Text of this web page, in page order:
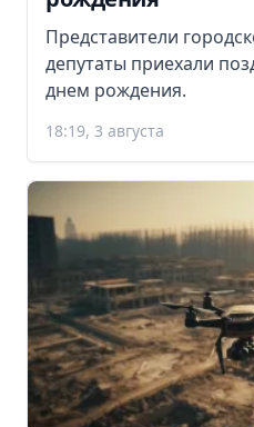
Представители
депутаты приехали
днем рождения.
18:19, 3 августа